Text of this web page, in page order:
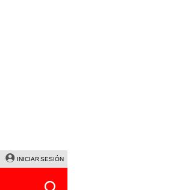
LA BELLA LUZ
INICIAR SESIÓN